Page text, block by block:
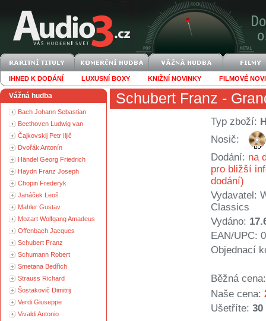
IHNED K DODÁNÍ LUXUSNÍ BOXY KNIŽNÍ NOVINKY FILMOVÉ
Vážná hudba
Bach Johann Sebastian
Beethoven Ludwig van
Čajkovskij Petr Iljič
Dvořák Antonín
Händel Georg Friedrich
Haydn Franz Joseph
Chopin Frederyk
Janáček Leoš
Mahler Gustav
Mozart Wolfgang Amadeus
Offenbach Jacques
Schubert Franz
Schumann Robert
Smetana Bedřich
Strauss Richard
Šostakovič Dimitrij
Verdi Giuseppe
Vivaldi Antonio
Schubert Franz -
Typ zboží:
Nosič:
Dodání: na
pro bližší
dodání)
Vydavatel:
Classics
Vydáno:
EAN/UPC:
Objednací
Běžná cena:
Naše cena:
Ušetříte: 30